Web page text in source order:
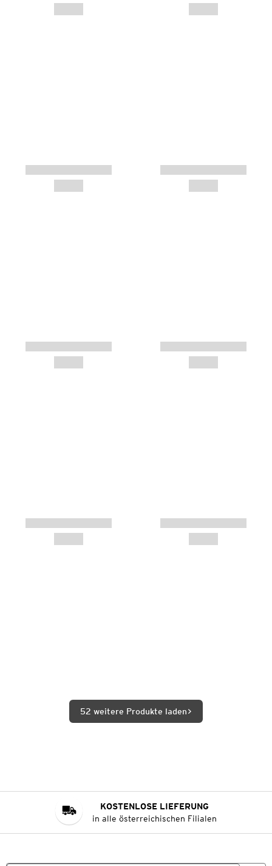
52 weitere Produkte laden
KOSTENLOSE LIEFERUNG
in alle österreichischen Filialen